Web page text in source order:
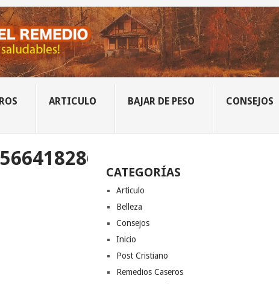
ARTICULO BAJAR DE PESO CONSEJOS
CATEGORÍAS
Articulo
Belleza
Consejos
Inicio
Post Cristiano
Remedios Caseros